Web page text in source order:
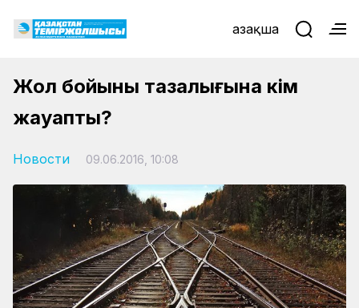
Қазақша
Жол бойының тазалығына кім
жауапты?
Новости 09.06.2016, 10:08